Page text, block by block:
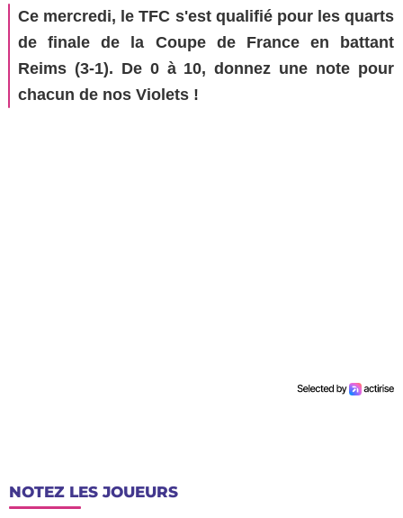
Ce mercredi, le TFC s'est qualifié pour les quarts
de finale de la Coupe de France en battant
Reims (3-1). De 0 à 10, donnez une note pour
chacun de nos Violets !
NOTEZ LES JOUEURS